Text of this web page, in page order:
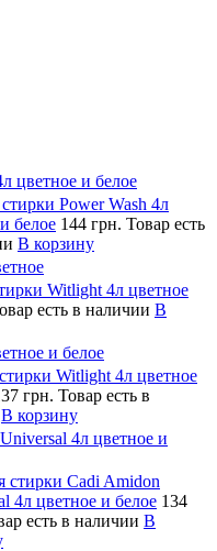
цветное и белое
Power Wash 4л
белое 144 грн. Товар есть
В корзину
Witlight 4л цветное
есть в наличии В
и белое
Witlight 4л цветное
грн. Товар есть в
В корзину
4л цветное и
стирки Cadi Amidon
4л цветное и белое 134
есть в наличии В